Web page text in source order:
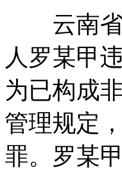
云南省
人罗某甲
为已构成
管理规定
罪。罗某